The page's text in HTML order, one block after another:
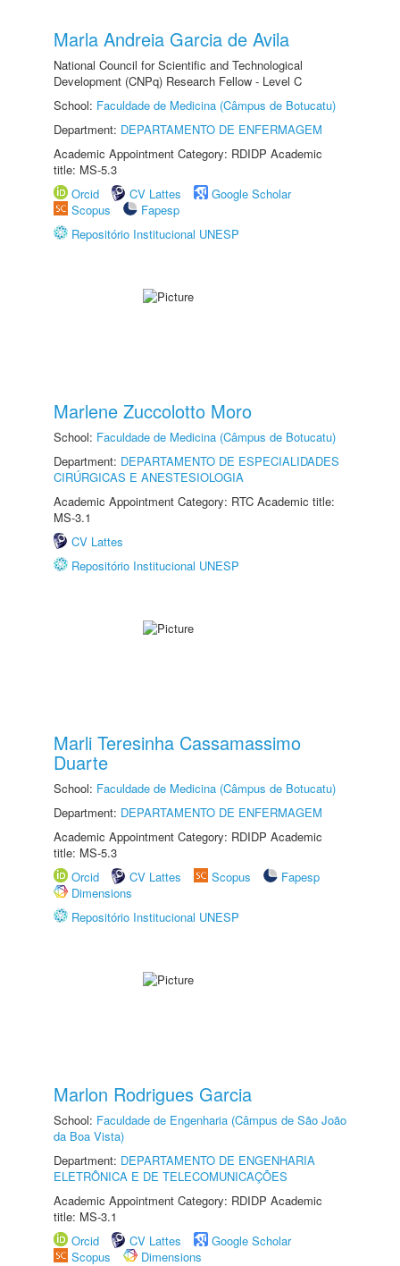
Marla Andreia Garcia de Avila
National Council for Scientific and Technological
Development (CNPq) Research Fellow - Level C
School: Faculdade de Medicina (Câmpus de Botucatu)
Department: DEPARTAMENTO DE ENFERMAGEM
Academic Appointment Category: RDIDP Academic
title: MS-5.3
Orcid
CV Lattes
Google Scholar
Scopus
Fapesp
Repositório Institucional UNESP
Marlene Zuccolotto Moro
School: Faculdade de Medicina (Câmpus de Botucatu)
Department: DEPARTAMENTO DE ESPECIALIDADES
CIRÚRGICAS E ANESTESIOLOGIA
Academic Appointment Category: RTC Academic title:
MS-3.1
CV Lattes
Repositório Institucional UNESP
Marli Teresinha Cassamassimo
Duarte
School: Faculdade de Medicina (Câmpus de Botucatu)
Department: DEPARTAMENTO DE ENFERMAGEM
Academic Appointment Category: RDIDP Academic
title: MS-5.3
Orcid
CV Lattes Scopus
Fapesp
Dimensions
Repositório Institucional UNESP
Marlon Rodrigues Garcia
School: Faculdade de Engenharia (Câmpus de São João
da Boa Vista)
Department: DEPARTAMENTO DE ENGENHARIA
ELETRÔNICA E DE TELECOMUNICAÇÕES
Academic Appointment Category: RDIDP Academic
title: MS-3.1
Orcid
CV Lattes
Google Scholar
Scopus
Dimensions